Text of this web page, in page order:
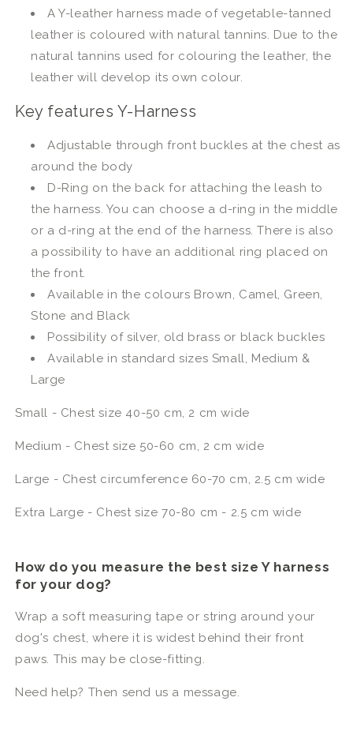
A Y-leather harness made of vegetable-tanned
leather is coloured with natural tannins. Due to the
natural tannins used for colouring the leather, the
leather will develop its own colour.
Key features Y-Harness
Adjustable through front buckles at the chest as
around the body
D-Ring on the back for attaching the leash to
the harness. You can choose a d-ring in the middle
or a d-ring at the end of the harness. There is also
a possibility to have an additional ring placed on
the front.
Available in the colours Brown, Camel, Green,
Stone and Black
Possibility of silver, old brass or black buckles
Available in standard sizes Small, Medium &
Large
Small - Chest size 40-50 cm, 2 cm wide
Medium - Chest size 50-60 cm, 2 cm wide
Large - Chest circumference 60-70 cm, 2.5 cm wide
Extra Large - Chest size 70-80 cm - 2.5 cm wide
How do you measure the best size Y harness
for your dog?
Wrap a soft measuring tape or string around your
dog's chest, where it is widest behind their front
paws. This may be close-fitting.
Need help? Then send us a message.